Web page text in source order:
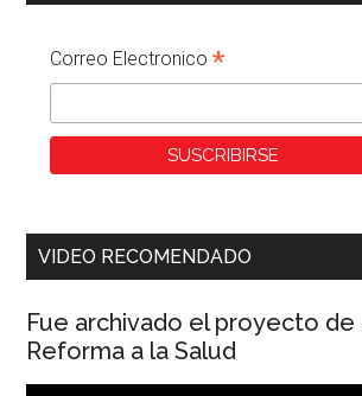
Correo Electronico*
VIDEO RECOMENDADO
Fue archivado el proyecto de
Reforma a la Salud